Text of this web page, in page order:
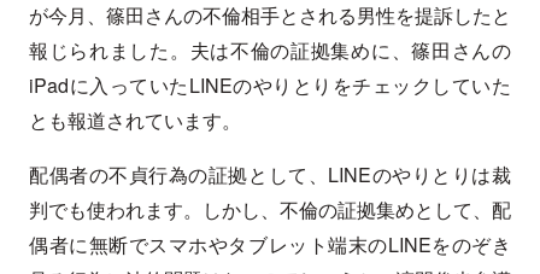
が今月、篠田さんの不倫相手とされる男性を提訴したと
報じられました。夫は不倫の証拠集めに、篠田さんの
iPadに入っていたLINEのやりとりをチェックしていた
とも報道されています。
配偶者の不貞行為の証拠として、LINEのやりとりは裁
判でも使われます。しかし、不倫の証拠集めとして、配
偶者に無断でスマホやタブレット端末のLINEをのぞき